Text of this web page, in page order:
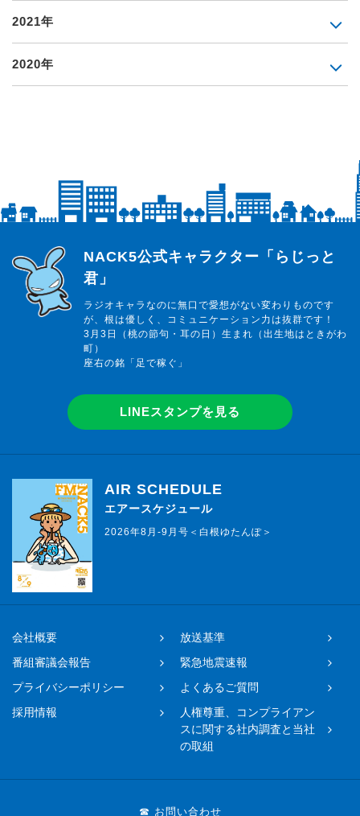
2021年
2020年
らじっと君
NACK5公式キャラクター「らじっと
君」
ラジオキャラなのに無口で愛想がない変わりものです
が、根は優しく、コミュニケーション力は抜群です！
3月3日（桃の節句・耳の日）生まれ（出生地はときがわ
町）
座右の銘「足で稼ぐ」
LINEスタンプを見る
AIR SCHEDULE
エアースケジュール
2026年8月-9月号＜白根ゆたんぽ＞
会社概要
放送基準
番組審議会報告
緊急地震速報
プライバシーポリシー
よくあるご質問
採用情報
人権尊重、コンプライアン
スに関する社内調査と当社
の取組
☎ お問い合わせ